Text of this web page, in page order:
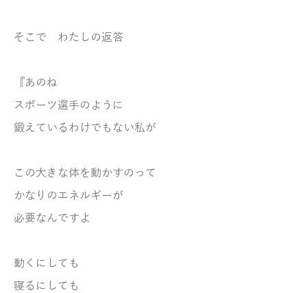
そこで わたしの返答
『あのね
スポーツ選手のように
鍛えているわけでもない私が
この大きな体を動かすのって
かなりのエネルギーが
必要なんですよ
動くにしても
寝るにしても